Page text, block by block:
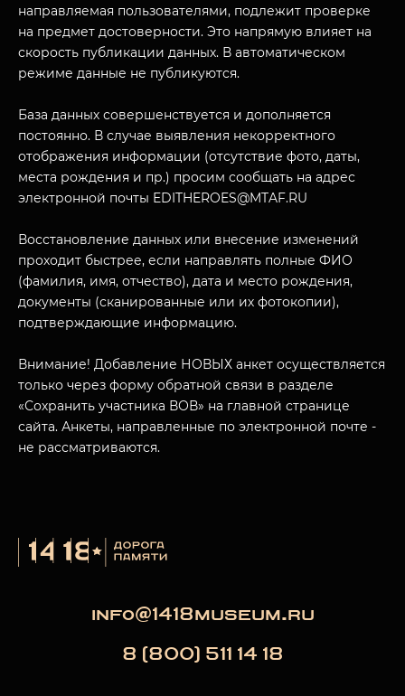
МУЗЕЙНЫЙ КОМПЛЕКС
ПОСЕТИТЕЛЯМ
О НАС
НАЗАД
направляемая пользователями, подлежит проверке
на предмет достоверности. Это напрямую влияет на
скорость публикации данных. В автоматическом
режиме данные не публикуются.
База данных совершенствуется и дополняется
постоянно. В случае выявления некорректного
отображения информации (отсутствие фото, даты,
места рождения и пр.) просим сообщать на адрес
электронной почты EDITHEROES@MTAF.RU
Восстановление данных или внесение изменений
проходит быстрее, если направлять полные ФИО
(фамилия, имя, отчество), дата и место рождения,
документы (сканированные или их фотокопии),
подтверждающие информацию.
Внимание! Добавление НОВЫХ анкет осуществляется
только через форму обратной связи в разделе
«Сохранить участника ВОВ» на главной странице
сайта. Анкеты, направленные по электронной почте -
не рассматриваются.
info@1418museum.ru
8 (800) 511 14 18